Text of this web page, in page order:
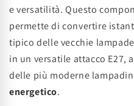
e versatilità. Questo
permette di convertire
tipico delle vecchie
in un versatile attacco
delle più moderne
energetico.